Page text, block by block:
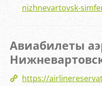
nizhnevartovsk-
Авиабилеты
https://